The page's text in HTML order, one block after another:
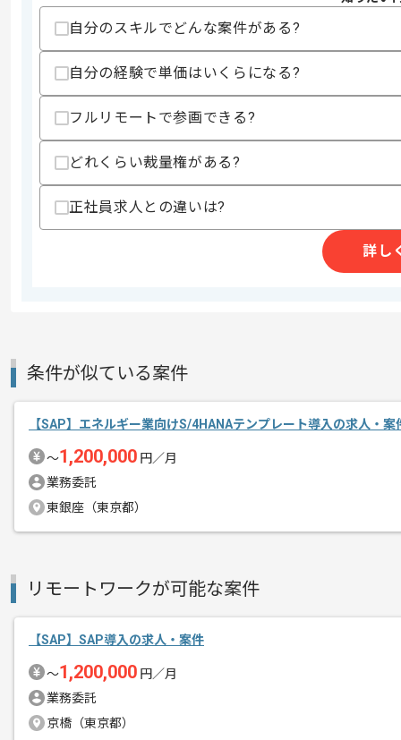
・製薬業界の商習慣やレギュレーショ
上記に似た経験やスキルをお持ちであれば申
その他募集要項
商談回数
1回
募集人数
作業開始日
ITアウトソーシング事業、映像制作事
自分のスキルでどんな案件がある?
自分の経験で単価はいくらになる?
フルリモートで参画できる?
どれくらい裁量権がある?
正社員求人との違いは?
詳し
条件が似ている案件
【SAP】エネルギー業向けS/4HANAテンプレート導入の求人・案
〜1,200,000 円／月
業務委託
東銀座（東京都）
リモートワークが可能な案件
【SAP】SAP導入の求人・案件
〜1,200,000 円／月
業務委託
京橋（東京都）